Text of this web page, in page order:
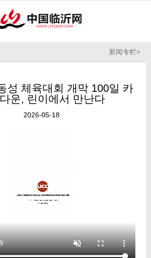
新闻专栏>
성 체육대회 개막 100일 카
운, 린이에서 만난다
2026-05-18